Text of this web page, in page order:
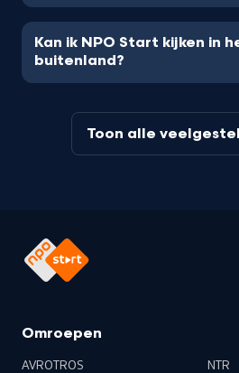
Kan ik NPO Start kijken in
buitenland?
Toon alle
Omroepen
AVROTROS NTR